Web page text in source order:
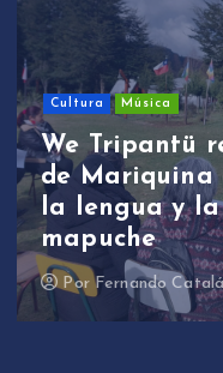
Cultura Música
We Tripantü
de Mariquina
la lengua y la
mapuche
Por Fernando